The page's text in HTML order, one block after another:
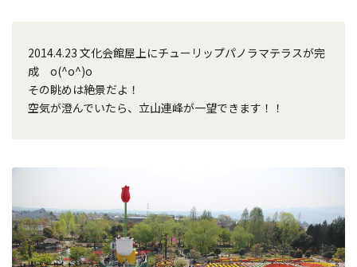
2014.4.23 文化会館屋上にチューリップパノラマテラスが完
成 o(^o^)o
その眺めは絶景だよ！
空気が澄んでいたら、立山連峰が一望できます！！